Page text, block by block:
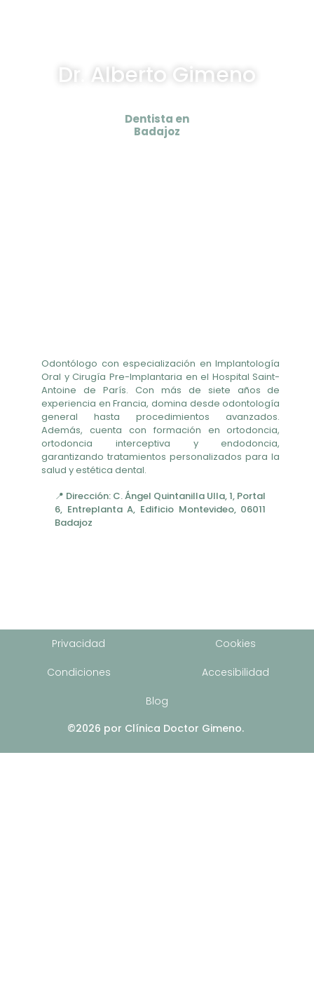
Dr. Alberto Gimeno
Dentista en
Badajoz
Odontólogo con especialización en Implantología
Oral y Cirugía Pre-Implantaria en el Hospital Saint-
Antoine de París. Con más de siete años de
experiencia en Francia, domina desde odontología
general hasta procedimientos avanzados.
Además, cuenta con formación en ortodoncia,
ortodoncia interceptiva y endodoncia,
garantizando tratamientos personalizados para la
salud y estética dental.
📍 Dirección: C. Ángel Quintanilla Ulla, 1, Portal
6, Entreplanta A, Edificio Montevideo, 06011
Badajoz
Privacidad Cookies
Condiciones Accesibilidad
Blog
©2026 por Clínica Doctor Gimeno.